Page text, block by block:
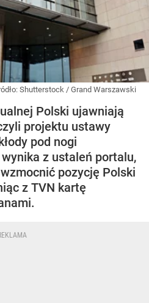
Shutterstock / Grand Warszawski
Polski ujawniają
projektu ustawy
pod nogi
z ustaleń portalu,
pozycję Polski
z TVN kartę